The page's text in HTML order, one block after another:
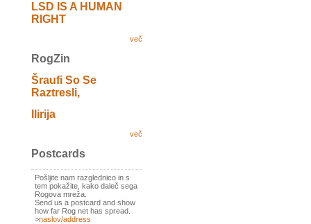
LSD IS A HUMAN
RIGHT
več
RogZin
Šraufi So Se
Raztresli,
Ilirija
več
Postcards
Pošljite nam razglednico in s
tem pokažite, kako daleč sega
Rogova mreža.
Send us a postcard and show
how far Rog net has spread.
>naslov/address